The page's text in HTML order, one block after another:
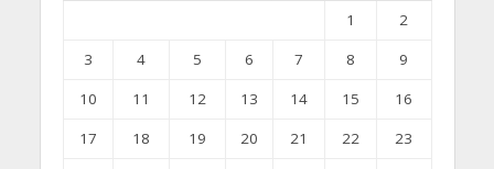
1
2
3
4 5 6 7 8
9
10
11 12 13 14 15
16
17
18 19 20 21 22
23